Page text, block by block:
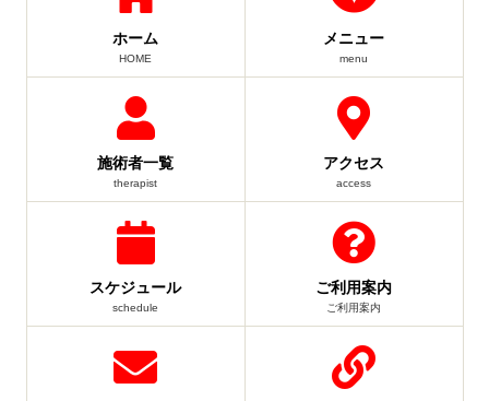
ホーム
HOME
メニュー
menu
施術者一覧
therapist
アクセス
access
スケジュール
schedule
ご利用案内
ご利用案内